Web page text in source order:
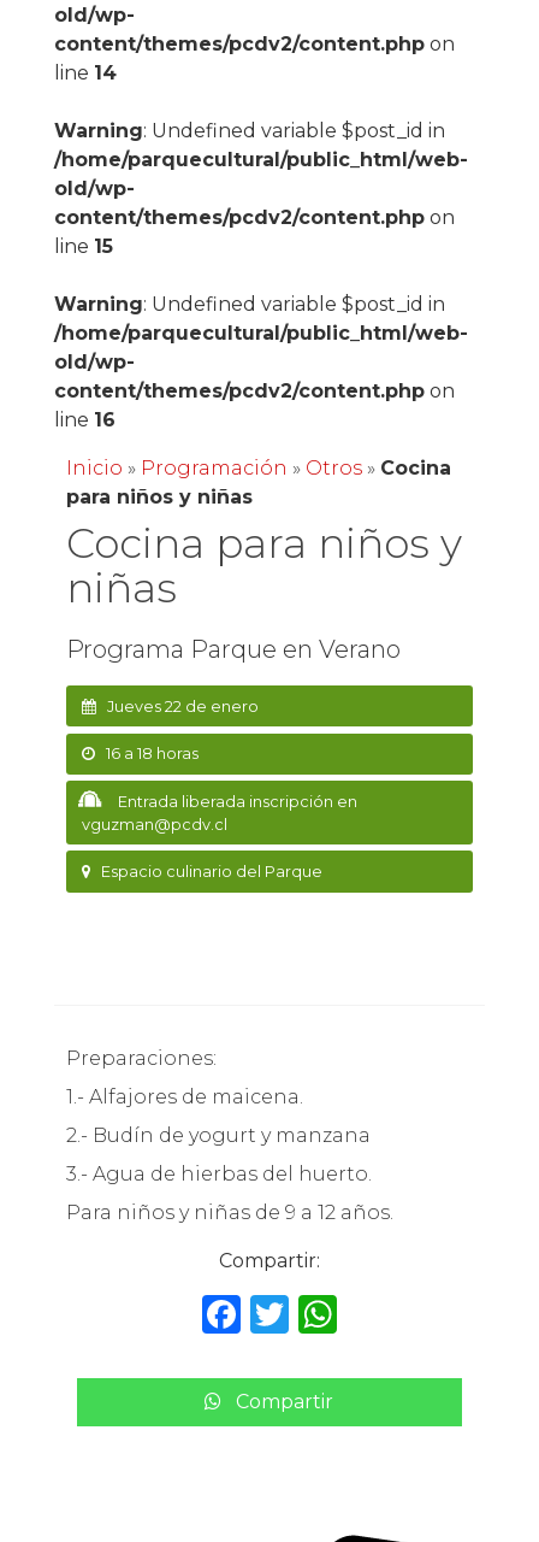
old/wp-
content/themes/pcdv2/content.phpon
line 14
Warning: Undefined variable $post_id in
/home/parquecultural/public_html/web-
old/wp-
content/themes/pcdv2/content.phpon
line 15
Warning: Undefined variable $post_id in
/home/parquecultural/public_html/web-
old/wp-
content/themes/pcdv2/content.phpon
line 16
Inicio » Programación » Otros» Cocina
para niños y niñas
Cocina para niños y
niñas
Programa Parque en Verano
Jueves 22 de enero
16 a 18 horas
Entrada liberada inscripción en
vguzman@pcdv.cl
Espacio culinario del Parque
Preparaciones:
1.- Alfajores de maicena.
2.- Budín de yogurt y manzana
3.- Agua de hierbas del huerto.
Para niños y niñas de 9 a 12 años.
Compartir:
F
c
e
T
it
te
W
a
ts
Compartir